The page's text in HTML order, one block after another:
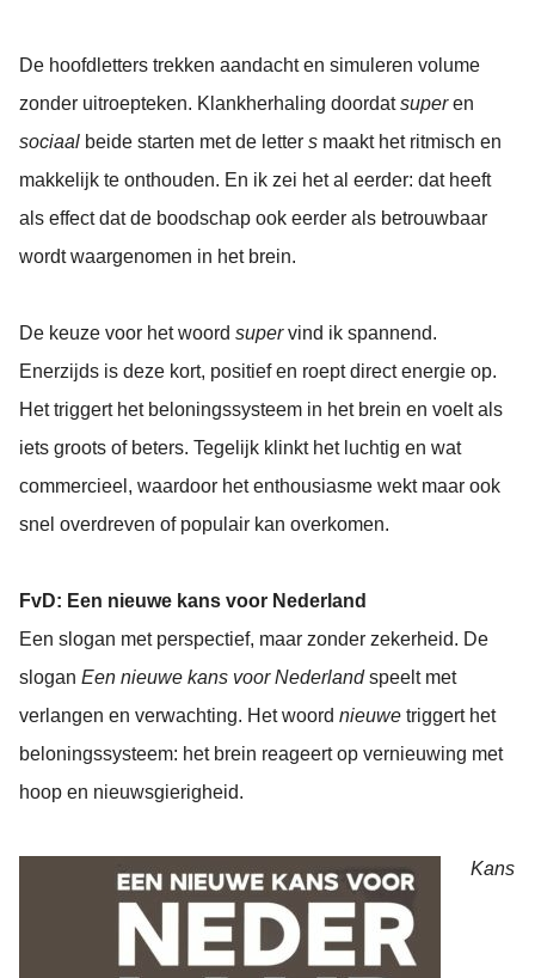
De hoofdletters trekken aandacht en simuleren volume
zonder uitroepteken. Klankherhaling doordatsuperen
sociaal beide starten met de letter s maakt het ritmisch en
makkelijk te onthouden. En ik zei het al eerder: dat heeft
als effect dat de boodschap ook eerder als betrouwbaar
wordt waargenomen in het brein.
De keuze voor het woord supervind ik spannend.
Enerzijds is deze kort, positief en roept direct energie op.
Het triggert het beloningssysteem in het brein en voelt als
iets groots of beters. Tegelijk klinkt het luchtig en wat
commercieel, waardoor het enthousiasme wekt maar ook
snel overdreven of populair kan overkomen.
FvD: Een nieuwe kans voor Nederland
Een slogan met perspectief, maar zonder zekerheid. De
slogan Een nieuwe kans voor Nederlandspeelt met
verlangen en verwachting. Het woord nieuwe triggert het
beloningssysteem: het brein reageert op vernieuwing met
hoop en nieuwsgierigheid.
Kans